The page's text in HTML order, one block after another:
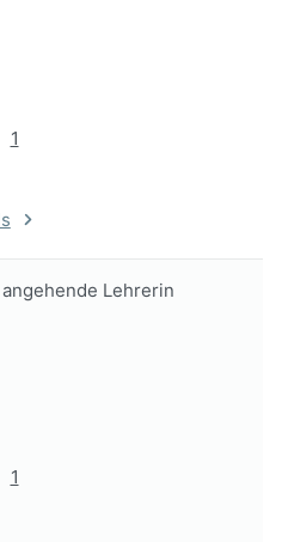
1
Lehrerin
1